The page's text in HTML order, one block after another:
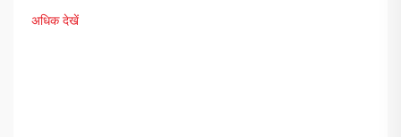
font-size: 20px !important; font-weight: 600; line-
height: ...}
अधिक देखें